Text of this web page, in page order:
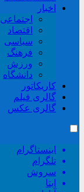
اخبار
اجتماعی
اقتصاد
سیاسی
فرهنگ
ورزش
دانشگاه
کاریکاتور
گالری فیلم
گالری عکس
اینستاگرام
تلگرام
سروش
ایتا